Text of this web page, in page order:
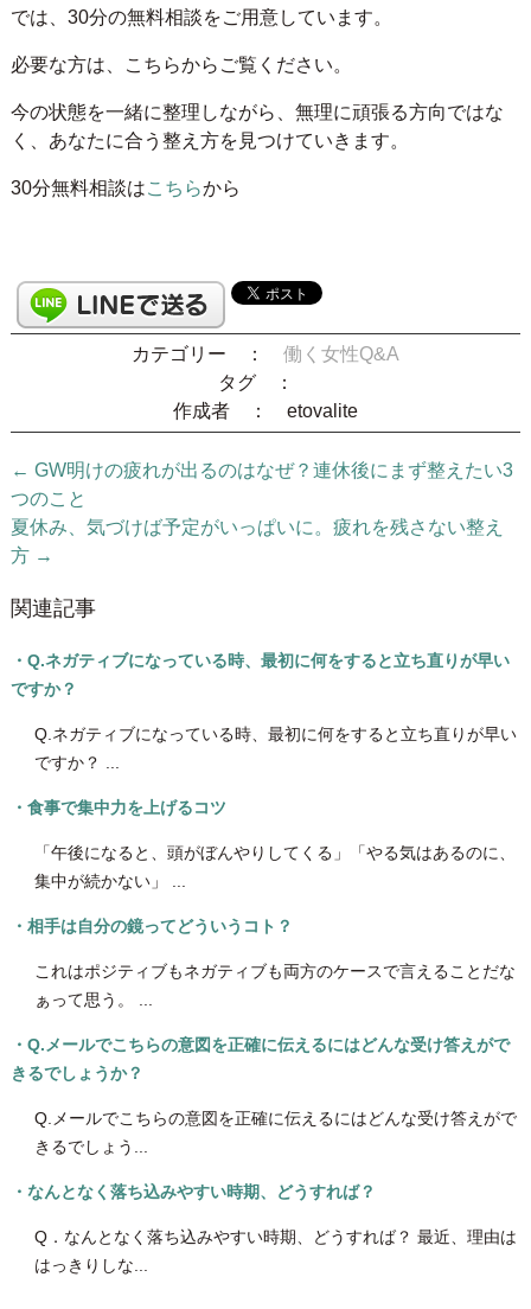
では、30分の無料相談をご用意しています。
必要な方は、こちらからご覧ください。
今の状態を一緒に整理しながら、無理に頑張る方向ではな
く、あなたに合う整え方を見つけていきます。
30分無料相談はこちらから
カテゴリー ： 働く女性Q&A
タグ ：
作成者 ： etovalite
← GW明けの疲れが出るのはなぜ？連休後にまず整えたい3
つのこと
夏休み、気づけば予定がいっぱいに。疲れを残さない整え
方 →
関連記事
・Q.ネガティブになっている時、最初に何をすると立ち直りが早い
ですか？
Q.ネガティブになっている時、最初に何をすると立ち直りが早い
ですか？ ...
・食事で集中力を上げるコツ
「午後になると、頭がぼんやりしてくる」「やる気はあるのに、
集中が続かない」 ...
・相手は自分の鏡ってどういうコト？
これはポジティブもネガティブも両方のケースで言えることだな
ぁって思う。 ...
・Q.メールでこちらの意図を正確に伝えるにはどんな受け答えがで
きるでしょうか？
Q.メールでこちらの意図を正確に伝えるにはどんな受け答えがで
きるでしょう...
・なんとなく落ち込みやすい時期、どうすれば？
Q．なんとなく落ち込みやすい時期、どうすれば？ 最近、理由は
はっきりしな...